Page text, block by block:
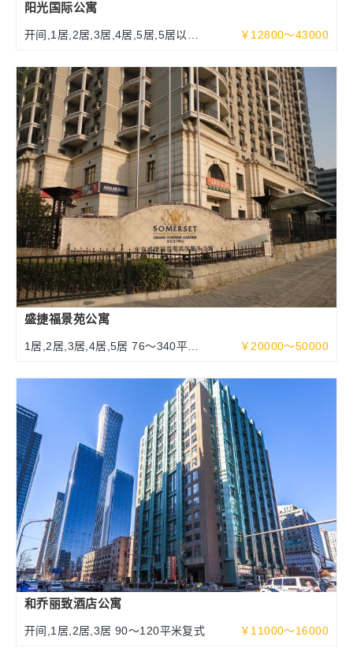
阳光国际公寓
开间,1居,2居,3居,4居,5居,5居以上
￥12800～43000
盛捷福景苑公寓
1居,2居,3居,4居,5居 76～340平方
￥20000～50000
和乔丽致酒店公寓
开间,1居,2居,3居 90～120平米复式 ￥11000～16000